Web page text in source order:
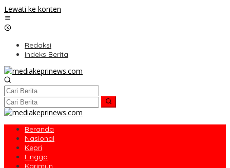
Lewati ke konten
Redaksi
Indeks Berita
Beranda
Nasional
Kepri
Lingga
Karimun